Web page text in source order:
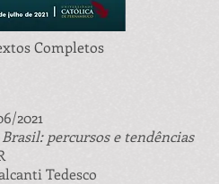
Completos
2021
percursos e tendências
Tedesco